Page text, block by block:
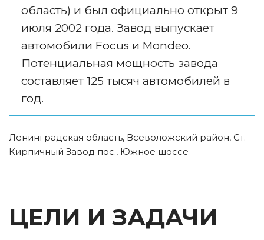
область) и был официально открыт 9
июля 2002 года. Завод выпускает
автомобили Focus и Mondeo.
Потенциальная мощность завода
составляет 125 тысяч автомобилей в
год.
Ленинградская область, Всеволожский район, Ст.
Кирпичный Завод пос., Южное шоссе
ЦЕЛИ И ЗАДАЧИ